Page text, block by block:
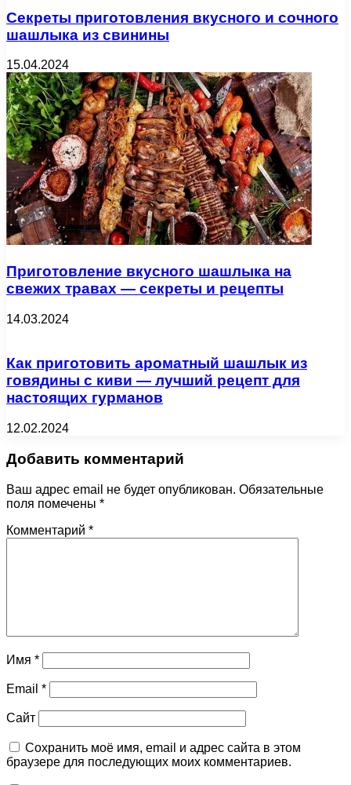
Секреты приготовления вкусного и сочного
шашлыка из свинины
15.04.2024
Приготовление вкусного шашлыка на
свежих травах — секреты и рецепты
14.03.2024
Как приготовить ароматный шашлык из
говядины с киви — лучший рецепт для
настоящих гурманов
12.02.2024
Добавить комментарий
Ваш адрес email не будет опубликован. Обязательные
поля помечены *
Комментарий *
Имя *
Email *
Сайт
Сохранить моё имя, email и адрес сайта в этом
браузере для последующих моих комментариев.